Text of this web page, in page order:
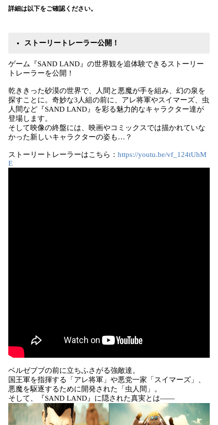
詳細は以下をご確認ください。
ストーリートレーラー公開！
ゲーム『SAND LAND』の世界観を追体験できるストーリー
トレーラーを公開！
乾ききった砂漠の世界で、人間と悪魔が手を組み、幻の泉を
探すことに。奇妙な3人組の前に、アレ将軍やスイマーズ、虫
人間など『SAND LAND』を彩る魅力的なキャラクター達が
登場します。
そして映像の終盤には、映画やコミックスでは描かれていな
かった新しいキャラクターの姿も…？
ストーリートレーラーはこちら： https://youtu.be/vf_124tUhM
E
ベルゼブブの前に立ちふさがる強敵達。
国王軍を指揮する「アレ将軍」や悪党一家「スイマーズ」、
悪魔を駆逐するために開発された「虫人間」。
そして、『SAND LAND』に隠された真実とは――